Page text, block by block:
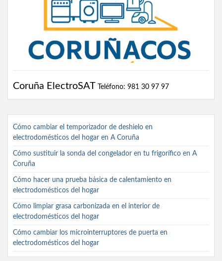
Coruña ElectroSAT Teléfono: 981 30 97 97
Cómo cambiar el temporizador de deshielo en
electrodomésticos del hogar en A Coruña
Cómo sustituir la sonda del congelador en tu frigorífico en A
Coruña
Cómo hacer una prueba básica de calentamiento en
electrodomésticos del hogar
Cómo limpiar grasa carbonizada en el interior de
electrodomésticos del hogar
Cómo cambiar los microinterruptores de puerta en
electrodomésticos del hogar